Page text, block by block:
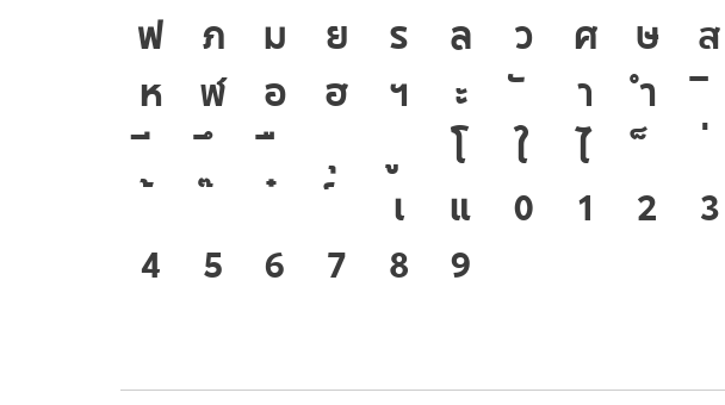
ฟ
ภ ม ย ร ล ว ศ ษ
ส
ห
ฬ อ ฮ ฯ ะ า
ำ
โ
ใ
ไ
เ
แ ๐ ๑ ๒
๓
๔
๕ ๖ ๗ ๘ ๙